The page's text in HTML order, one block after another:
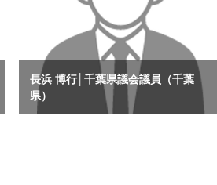
長浜 博行│千葉県議会議員（千葉
県）